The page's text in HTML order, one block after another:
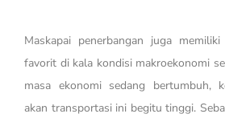
Maskapai penerbangan juga
favorit di kala kondisi makroekonomi
masa ekonomi sedang bertumbuh,
akan transportasi ini begitu tinggi.